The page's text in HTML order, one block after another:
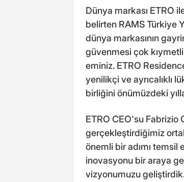
Dünya markası ETRO
belirten RAMS Türkiye
dünya markasının
güvenmesi çok
eminiz. ETRO
yenilikçi ve ayrıcalıklı
birliğini önümüzdeki
ETRO CEO'su Fabrizio
gerçekleştirdiğimiz
önemli bir adımı temsil
inovasyonu bir araya
vizyonumuzu geliştirdik.